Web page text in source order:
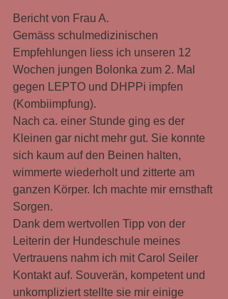
Bericht von Frau A.
Gemäss schulmedizinischen
Empfehlungen liess ich unseren 12
Wochen jungen Bolonka zum 2. Mal
gegen LEPTO und DHPPi impfen
(Kombiimpfung).
Nach ca. einer Stunde ging es der
Kleinen gar nicht mehr gut. Sie konnte
sich kaum auf den Beinen halten,
wimmerte wiederholt und zitterte am
ganzen Körper. Ich machte mir ernsthaft
Sorgen.
Dank dem wertvollen Tipp von der
Leiterin der Hundeschule meines
Vertrauens nahm ich mit Carol Seiler
Kontakt auf. Souverän, kompetent und
unkompliziert stellte sie mir einige